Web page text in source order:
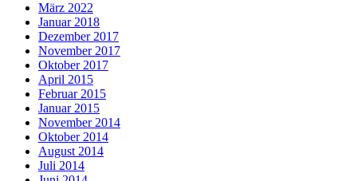
März 2022
Januar 2018
Dezember 2017
November 2017
Oktober 2017
April 2015
Februar 2015
Januar 2015
November 2014
Oktober 2014
August 2014
Juli 2014